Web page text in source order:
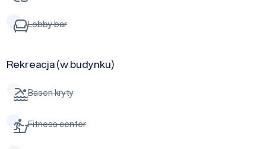
Lobby bar
Rekreacja (w budynku)
Basen kryty
Fitness center